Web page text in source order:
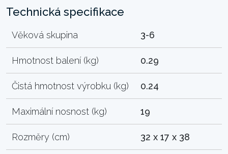
Technická specifikace
Věková skupina 3-6
Hmotnost balení (kg) 0.29
Čistá hmotnost výrobku (kg) 0.24
Maximální nosnost (kg) 19
Rozměry (cm) 32 x 17 x 38